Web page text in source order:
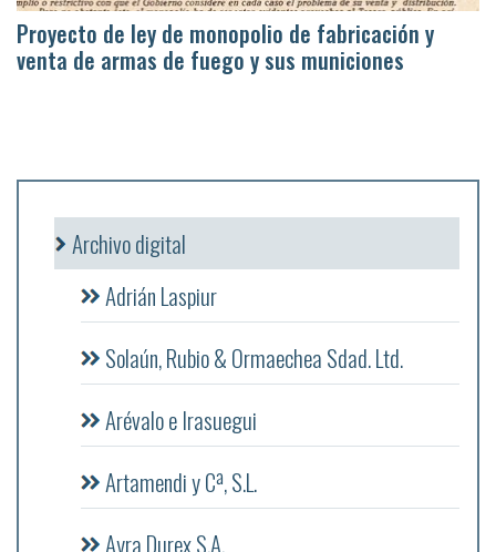
Proyecto de ley de monopolio de fabricación y
venta de armas de fuego y sus municiones
Archivo digital
Adrián Laspiur
Solaún, Rubio & Ormaechea Sdad. Ltd.
Arévalo e Irasuegui
Artamendi y Cª, S.L.
Ayra Durex S.A.